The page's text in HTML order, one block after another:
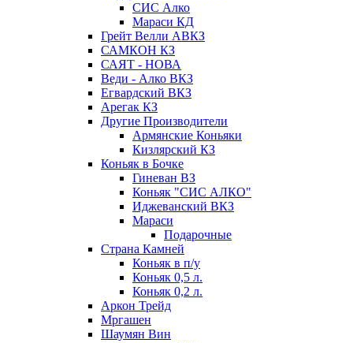
СИС Алко
Мараси КД
Грейт Велли АВКЗ
САМКОН КЗ
САЯТ - НОВА
Веди - Алко ВКЗ
Егвардский ВКЗ
Арегак КЗ
Другие Производители
Армянские Коньяки
Кизлярский КЗ
Коньяк в Бочке
Гиневан ВЗ
Коньяк "СИС АЛКО"
Иджеванский ВКЗ
Мараси
Подарочные
Страна Камней
Коньяк в п/у
Коньяк 0,5 л.
Коньяк 0,2 л.
Аркон Трейд
Мргашен
Шаумян Вин